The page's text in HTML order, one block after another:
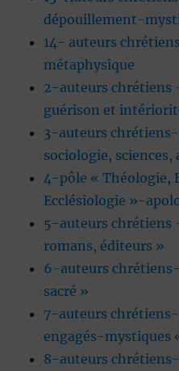
dépouillement-
14- auteurs
métaphysique
2-auteurs chrétiens
guérison et
3-auteurs
sociologie, sciences,
4-pôle « Théologie,
Ecclésiologie »-
5-auteurs chrétiens
romans, éditeurs »
6-auteurs
sacré »
7-auteurs
engagés-mystiques
8-auteurs